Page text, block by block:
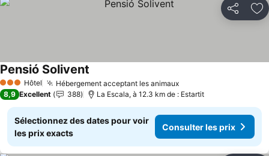
Partager
3 ÉtoilesHôtel Hébergement acceptant les animauxConsulter les prix
Pensió Solivent
8,9 Excellent 388 La Escala, à 12.3 km de : Estartit
Sélectionnez des dates pour voir
les prix exacts
Consulter les prix